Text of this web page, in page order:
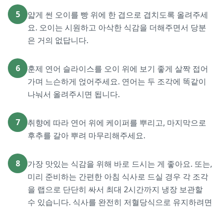
5
얇게 썬 오이를 빵 위에 한 겹으로 겹치도록 올려주세
요. 오이는 시원하고 아삭한 식감을 더해주면서 당분
은 거의 없답니다.
6
훈제 연어 슬라이스를 오이 위에 보기 좋게 살짝 접어
가며 느슨하게 얹어주세요. 연어는 두 조각에 똑같이
나눠서 올려주시면 됩니다.
7
취향에 따라 연어 위에 케이퍼를 뿌리고, 마지막으로
후추를 갈아 뿌려 마무리해주세요.
8
가장 맛있는 식감을 위해 바로 드시는 게 좋아요. 또는,
미리 준비하는 간편한 아침 식사로 드실 경우 각 조각
을 랩으로 단단히 싸서 최대 2시간까지 냉장 보관할
수 있습니다. 식사를 완전히 저혈당식으로 유지하려면